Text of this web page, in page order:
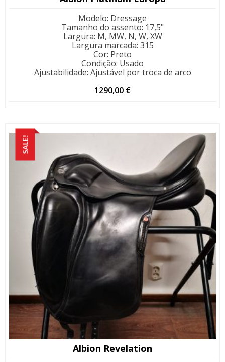
Modelo: Dressage
Tamanho do assento: 17,5"
Largura: M, MW, N, W, XW
Largura marcada: 315
Cor: Preto
Condição: Usado
Ajustabilidade: Ajustável por troca de arco
1290,00 €
SALE!
Albion Revelation